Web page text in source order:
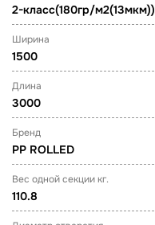
2-класс(180гр/м2(13мкм))
Ширина
1500
Длина
3000
Бренд
PP ROLLED
Вес одной секции кг.
110.8